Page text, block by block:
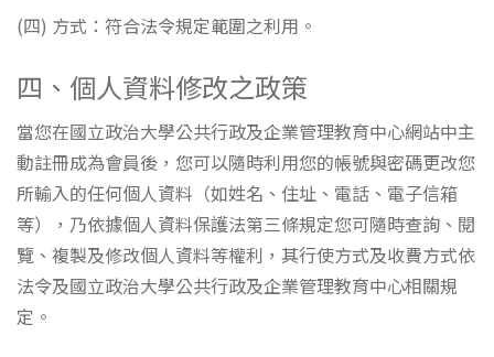
(四) 方式：符合法令規定範圍之利用。
四、個人資料修改之政策
當您在國立政治大學公共行政及企業管理教育中心網站中主
動註冊成為會員後，您可以隨時利用您的帳號與密碼更改您
所輸入的任何個人資料（如姓名、住址、電話、電子信箱
等），乃依據個人資料保護法第三條規定您可隨時查詢、閱
覽、複製及修改個人資料等權利，其行使方式及收費方式依
法令及國立政治大學公共行政及企業管理教育中心相關規
定。